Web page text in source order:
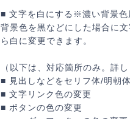
■ 文字を白にする※濃い背景色
背景色を黒などにした場合に
ら白に変更できます。
（以下は、対応箇所のみ。詳
■ 見出しなどをセリフ体/明朝
■ 文字リンク色の変更
■ ボタンの色の変更